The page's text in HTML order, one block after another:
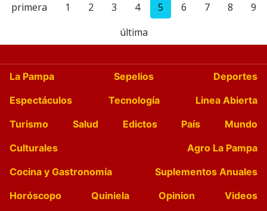
primera 1 2 3 4 5 6 7 8
9
última
La Pampa Sepelios
Deportes
Espectáculos
Tecnología
Linea Abierta
Turismo
Salud Edictos País
Mundo
Culturales
Agro La Pampa
Cocina y Gastronomía
Suplementos Anuales
Horóscopo
Quiniela Opinion
Videos